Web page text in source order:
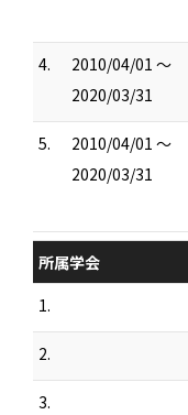
4.
2010/04/01 ～
2020/03/31
5.
2010/04/01 ～
2020/03/31
所属学会
1.
2.
3.